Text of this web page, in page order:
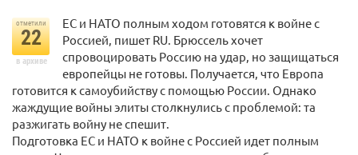
отметили
22
в архиве
ЕС и НАТО полным ходом готовятся к войне с
Россией, пишет RU. Брюссель хочет
спровоцировать Россию на удар, но защищаться
европейцы не готовы. Получается, что Европа
готовится к самоубийству с помощью России. Однако
жаждущие войны элиты столкнулись с проблемой: та
разжигать войну не спешит.
Подготовка ЕС и НАТО к войне с Россией идет полным